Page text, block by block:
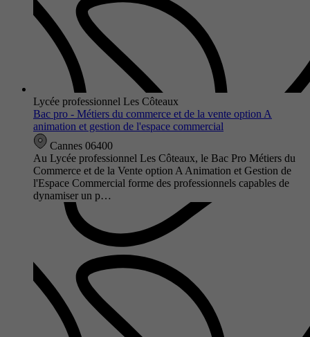
Lycée professionnel Les Côteaux
Bac pro - Métiers du commerce et de la vente option A
animation et gestion de l'espace commercial
Cannes 06400
Au Lycée professionnel Les Côteaux, le Bac Pro Métiers du
Commerce et de la Vente option A Animation et Gestion de
l'Espace Commercial forme des professionnels capables de
dynamiser un p…